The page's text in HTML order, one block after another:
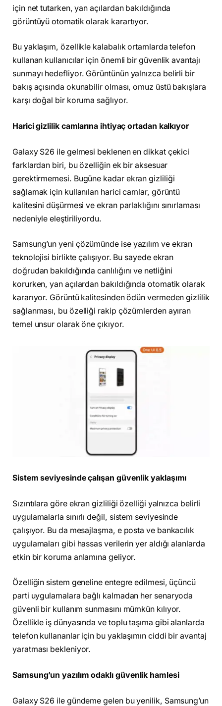
için net tutarken, yan açılardan bakıldığında
görüntüyü otomatik olarak karartıyor.
Bu yaklaşım, özellikle kalabalık ortamlarda telefon
kullanan kullanıcılar için önemli bir güvenlik avantajı
sunmayı hedefliyor. Görüntünün yalnızca belirli bir
bakış açısında okunabilir olması, omuz üstü bakışlara
karşı doğal bir koruma sağlıyor.
Harici gizlilik camlarına ihtiyaç ortadan kalkıyor
Galaxy S26 ile gelmesi beklenen en dikkat çekici
farklardan biri, bu özelliğin ek bir aksesuar
gerektirmemesi. Bugüne kadar ekran gizliliği
sağlamak için kullanılan harici camlar, görüntü
kalitesini düşürmesi ve ekran parlaklığını sınırlaması
nedeniyle eleştiriliyordu.
Samsung’un yeni çözümünde ise yazılım ve ekran
teknolojisi birlikte çalışıyor. Bu sayede ekran
doğrudan bakıldığında canlılığını ve netliğini
korurken, yan açılardan bakıldığında otomatik olarak
kararıyor. Görüntü kalitesinden ödün vermeden gizlilik
sağlanması, bu özelliği rakip çözümlerden ayıran
temel unsur olarak öne çıkıyor.
Sistem seviyesinde çalışan güvenlik yaklaşımı
Sızıntılara göre ekran gizliliği özelliği yalnızca belirli
uygulamalarla sınırlı değil, sistem seviyesinde
çalışıyor. Bu da mesajlaşma, e posta ve bankacılık
uygulamaları gibi hassas verilerin yer aldığı alanlarda
etkin bir koruma anlamına geliyor.
Özelliğin sistem geneline entegre edilmesi, üçüncü
parti uygulamalara bağlı kalmadan her senaryoda
güvenli bir kullanım sunmasını mümkün kılıyor.
Özellikle iş dünyasında ve toplu taşıma gibi alanlarda
telefon kullananlar için bu yaklaşımın ciddi bir avantaj
yaratması bekleniyor.
Samsung’un yazılım odaklı güvenlik hamlesi
Galaxy S26 ile gündeme gelen bu yenilik, Samsung’un